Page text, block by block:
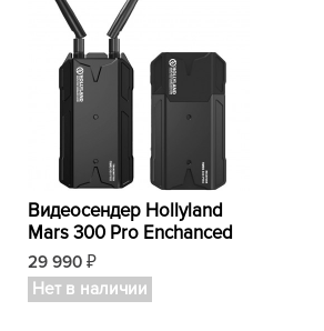
Видеосендер Hollyland
Mars 300 Pro Enchanced
29 990 ₽
Нет в наличии